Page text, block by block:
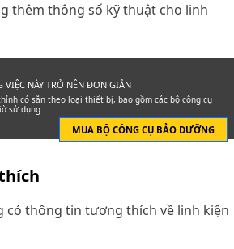
thêm thông số kỹ thuật cho linh
VIỆC NÀY TRỞ NÊN ĐƠN GIẢN
có sẵn theo loại thiết bị, bao gồm các bộ công cụ
sử dụng.
MUA BỘ CÔNG CỤ BẢO DƯỠNG
có thông tin tương thích về linh kiện